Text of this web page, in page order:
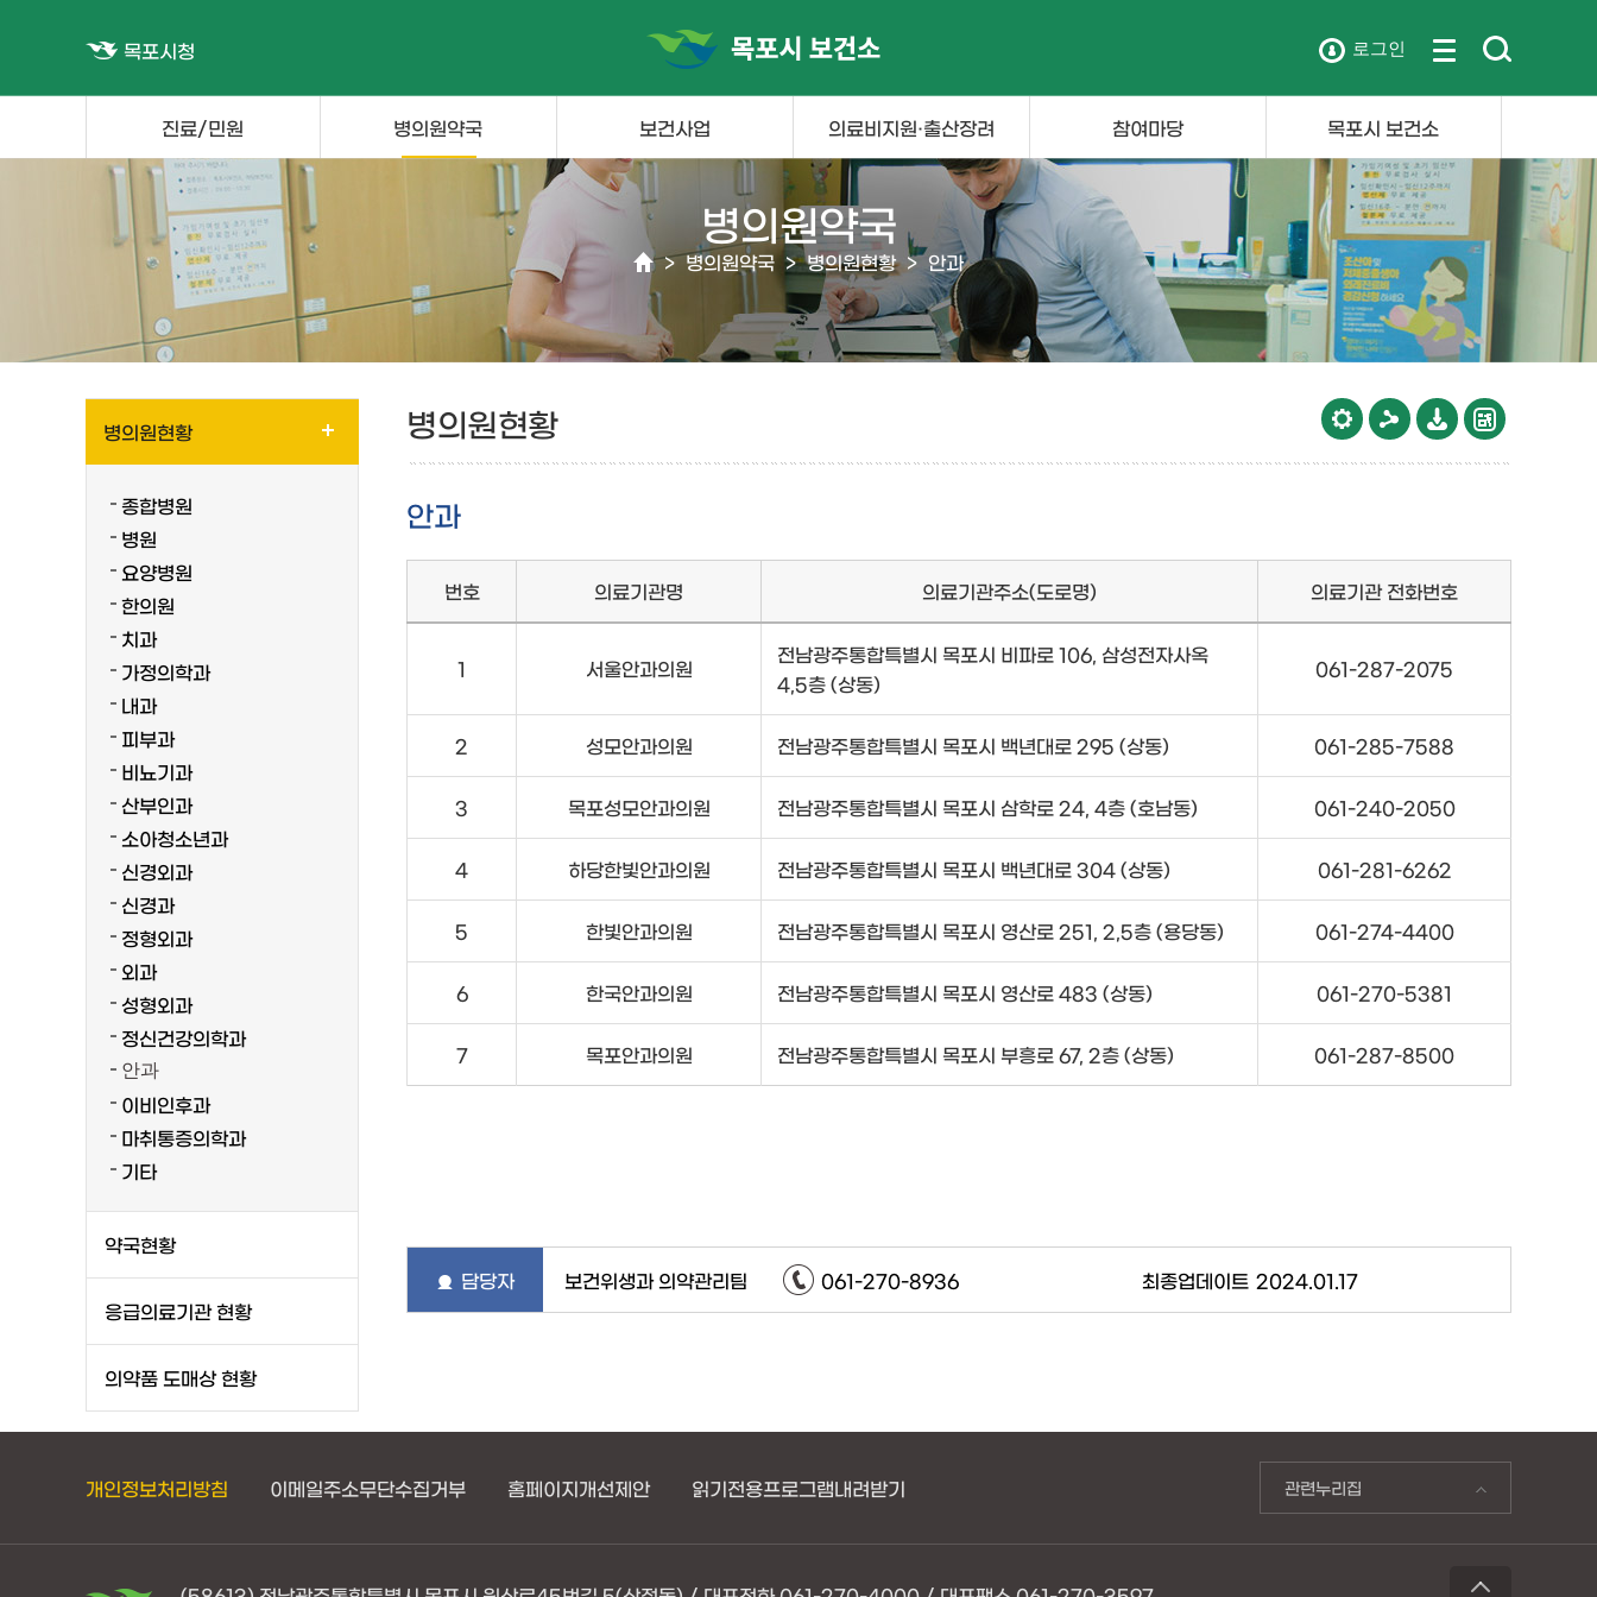
목포시청 로그인
진료/민원 병의원약국 보건사업 의료비지원·출산장려 참여마당 목포시 보건소
병의원약국
> 병의원약국 > 병의원현황 > 안과
병의원현황
종합병원
병원
요양병원
한의원
치과
가정의학과
내과
피부과
비뇨기과
산부인과
소아청소년과
신경외과
신경과
정형외과
외과
성형외과
정신건강의학과
안과
이비인후과
마취통증의학과
기타
약국현황
응급의료기관 현황
의약품 도매상 현황
병의원현황
안과
번호 의료기관명 의료기관주소(도로명) 의료기관 전화번호
1 서울안과의원
전남광주통합특별시 목포시 비파로 106, 삼성전자사옥
4,5층 (상동)
061-287-2075
2 성모안과의원 전남광주통합특별시 목포시 백년대로 295 (상동) 061-285-7588
3 목포성모안과의원 전남광주통합특별시 목포시 삼학로 24, 4층 (호남동) 061-240-2050
4 하당한빛안과의원 전남광주통합특별시 목포시 백년대로 304 (상동) 061-281-6262
5 한빛안과의원 전남광주통합특별시 목포시 영산로 251, 2,5층 (용당동) 061-274-4400
6 한국안과의원 전남광주통합특별시 목포시 영산로 483 (상동) 061-270-5381
7 목포안과의원 전남광주통합특별시 목포시 부흥로 67, 2층 (상동) 061-287-8500
담당자 보건위생과 의약관리팀 061-270-8936 최종업데이트 2024.01.17
개인정보처리방침 이메일주소무단수집거부 홈페이지개선제안 읽기전용프로그램내려받기 관련누리집